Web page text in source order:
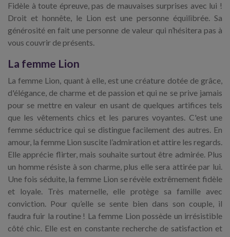
Fidèle à toute épreuve, pas de mauvaises surprises avec lui !
Droit et honnête, le Lion est une personne équilibrée. Sa
générosité en fait une personne de valeur qui n’hésitera pas à
vous couvrir de présents.
La femme Lion
La femme Lion, quant à elle, est une créature dotée de grâce,
d'élégance, de charme et de passion et qui ne se prive jamais
pour se mettre en valeur en usant de quelques artifices tels
que les vêtements chics et les parures voyantes. C'est une
femme séductrice qui se distingue facilement des autres. En
amour, la femme Lion suscite l’admiration et attire les regards.
Elle apprécie flirter, mais souhaite surtout être admirée. Plus
un homme résiste à son charme, plus elle sera attirée par lui.
Une fois séduite, la femme Lion se révèle extrêmement fidèle
et loyale. Très maternelle, elle protège sa famille avec
conviction. Pour qu’elle se sente bien dans son couple, il
faudra fuir la routine ! La femme Lion possède un irrésistible
côté chic. Elle est en constante recherche de satisfaction et